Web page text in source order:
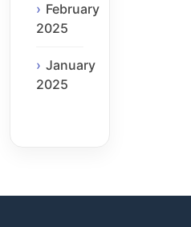
February
2025
January
2025